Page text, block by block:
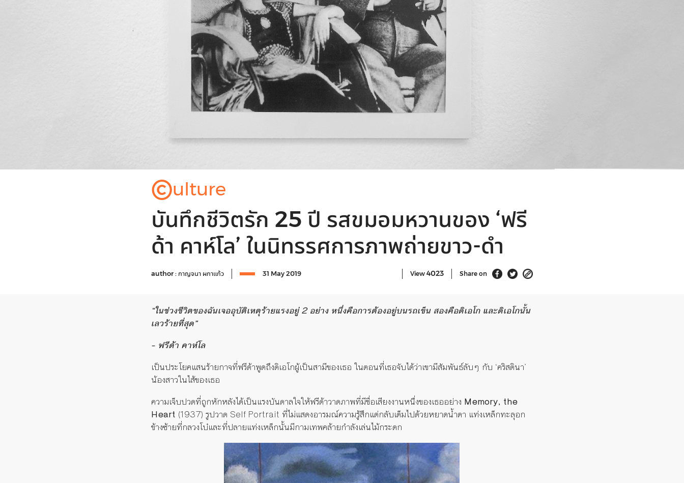
©ulture
บันทึกชีวิตรัก 25 ปี รสขมอมหวานของ ‘ฟรี
ด้า คาห์โล’ ในนิทรรศการภาพถ่ายขาว-ดำ
author : กาญจนา ผกาแก้ว 31 May 2019 View 4023 Share on
“ในช่วงชีวิตของฉันเจออุบัติเหตุร้ายแรงอยู่2อย่าง หนึ่งคือการต้องอยู่บนรถเข็น สองคือดิเอโก และดิเอโกนั้น
เลวร้ายที่สุด”
– ฟรีด้า คาห์โล
เป็นประโยคแสนร้ายกาจที่ฟรีด้าพูดถึงดิเอโกผู้เป็นสามีของเธอ ในตอนที่เธอจับได้ว่าเขามีสัมพันธ์ลับๆ กับ ‘คริสตินา’
น้องสาวในไส้ของเธอ
ความเจ็บปวดที่ถูกหักหลังได้เป็นแรงบันดาลใจให้ฟรีด้าวาดภาพที่มีชื่อเสียงงานหนึ่งของเธออย่าง Memory, the
Heart (1937) รูปวาด Self Portrait ที่ไม่แสดงอารมณ์ความรู้สึกแต่กลับเต็มไปด้วยหยาดน้ำตา แท่งเหล็กทะลุอก
ข้างซ้ายที่กลวงโบ๋และที่ปลายแท่งเหล็กนั้นมีกามเทพคล้ายกำลังเล่นไม้กระดก